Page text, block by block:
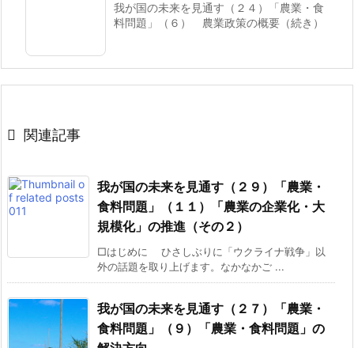
我が国の未来を見通す（２４）「農業・食
料問題」（６） 農業政策の概要（続き）
 関連記事
我が国の未来を見通す（２９）「農業・
食料問題」（１１）「農業の企業化・大
規模化」の推進（その２）
□はじめに ひさしぶりに「ウクライナ戦争」以
外の話題を取り上げます。なかなかご ...
我が国の未来を見通す（２７）「農業・
食料問題」（９）「農業・食料問題」の